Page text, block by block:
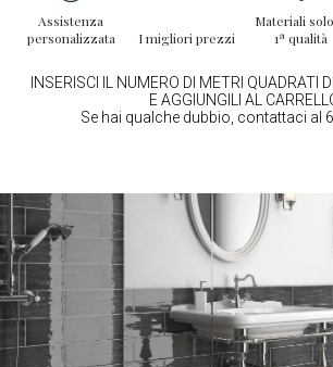
Assistenza
personalizzata
I migliori prezzi
Materiali
1ª qualità
INSERISCI IL NUMERO DI METRI QUADRATI
E AGGIUNGILI AL
Se hai qualche dubbio, contattaci al